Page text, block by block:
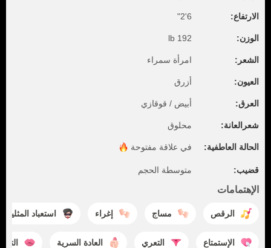
الارتفاع: 6'2"
الوزن: 192 lb
الشعر: امرأة سمراء
العيون: أزرق
العرق: أبيض / قوقازي
شعرالعانة: محلوق
الحالة العاطفية: في علاقة مفتوحة
قضيب: متوسطة الحجم
الإهتمامات
الرقص مساج إغراء استعباد المثليين
الإستمتاع التعري العادة السرية